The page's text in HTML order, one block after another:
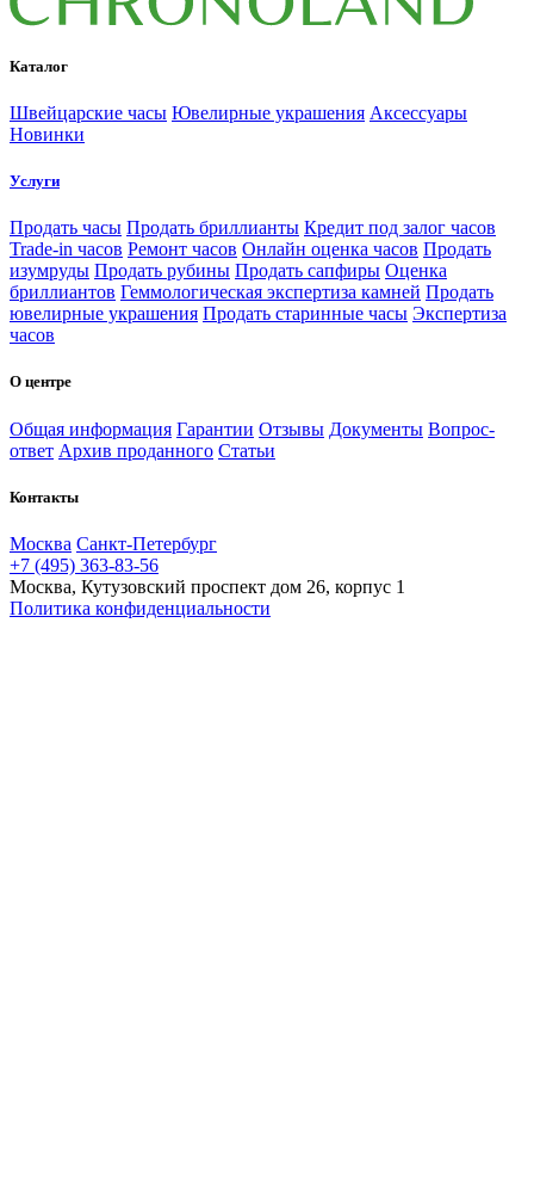
Каталог
Швейцарские часы Ювелирные украшения Аксессуары
Новинки
Услуги
Продать часы Продать бриллианты Кредит под залог часов
Trade-in часов Ремонт часов Онлайн оценка часов Продать
изумруды Продать рубины Продать сапфиры Оценка
бриллиантов Геммологическая экспертиза камней Продать
ювелирные украшения Продать старинные часы Экспертиза
часов
О центре
Общая информация Гарантии Отзывы Документы Вопрос-
ответ Архив проданного Статьи
Контакты
Москва Санкт-Петербург
+7 (495) 363-83-56
Москва, Кутузовский проспект дом 26, корпус 1
Политика конфиденциальности